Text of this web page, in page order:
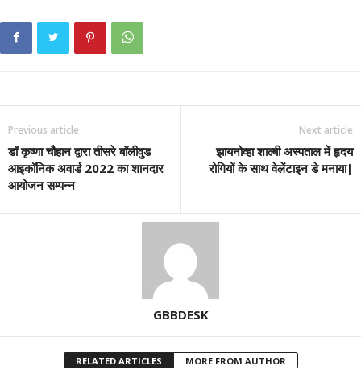
Previous article
डॉ कृष्णा चौहान द्वारा तीसरे बॉलीवुड
आइकॉनिक अवार्ड 2022 का शानदार
आयोजन सम्पन्न
Next article
झायनोव्हा शाल्बी अस्पताल में हृदय
रोगियों के साथ वेलेंटाइन डे मनाया|
GBBDESK
RELATED ARTICLES MORE FROM AUTHOR